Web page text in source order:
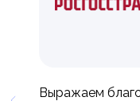
Выражаем